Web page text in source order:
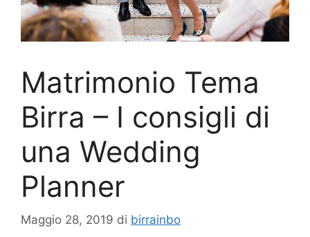
Matrimonio Tema
Birra – I consigli di
una Wedding
Planner
Maggio 28, 2019 di birrainbo